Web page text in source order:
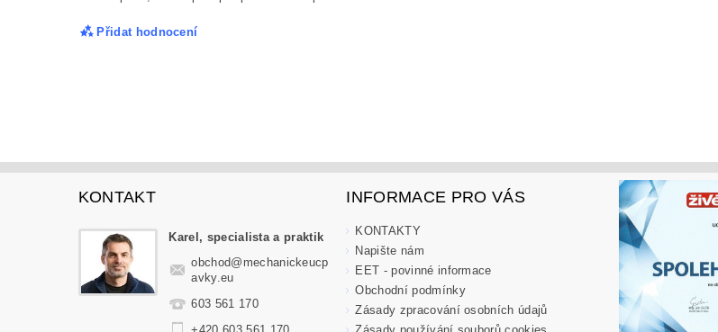
Přidat hodnocení
KONTAKT
Karel, specialista a praktik
obchod@ mechanickeucp
avky.eu
603 561 170
INFORMACE PRO VÁS
KONTAKTY
Napište nám
EET - povinné informace
Obchodní podmínky
Zásady zpracování osobních údajů
Zásady používání souborů cookies